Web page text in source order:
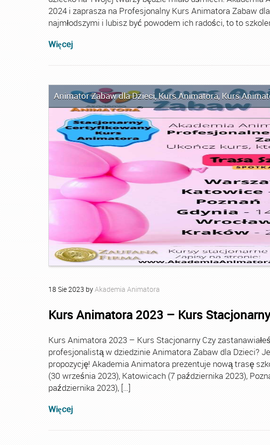
2024 i zaprasza na Profesjonalny Kurs Animatora Zabaw
najmłodszymi i lubisz być powodem ich radości, to to
Więcej
Animator Zabaw dla Dzieci,Kurs Animatora, Kurs
18 Sie2023 byAkademia Animatora
Kurs Animatora 2023 – Kurs Stacjonarny
Kurs Animatora 2023 – Kurs Stacjonarny Czy
profesjonalistą w dziedzinie Animatora Zabaw dla Dzieci?
propozycję! Akademia Animatora prezentuje nową trasę
(30 września 2023), Katowicach (7 października 2023),
października 2023), […]
Więcej